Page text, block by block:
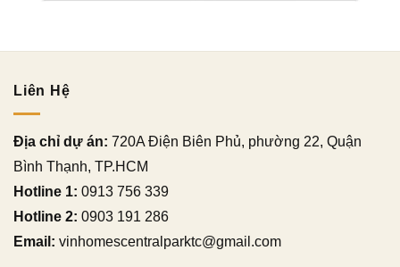
Liên Hệ
Địa chỉ dự án: 720A Điện Biên Phủ, phường 22, Quận
Bình Thạnh, TP.HCM
Hotline 1: 0913 756 339
Hotline 2: 0903 191 286
Email: vinhomescentralparktc@gmail.com